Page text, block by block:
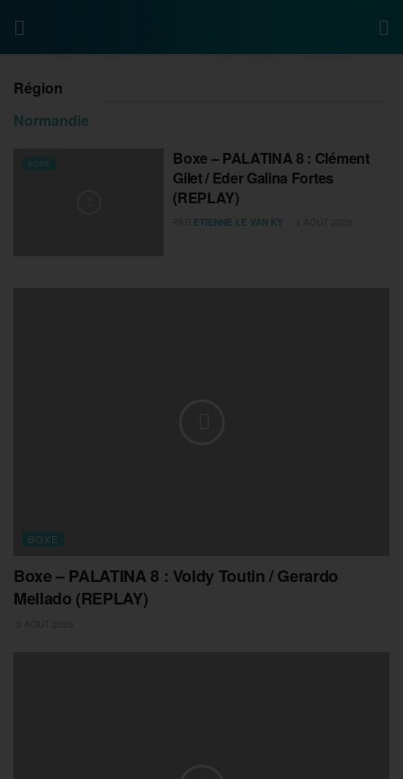
Région
Normandie
BOXE
Boxe – PALATINA 8 : Clément
Gilet / Eder Galina Fortes
(REPLAY)
ETIENNE LE VAN KY
BOXE
Boxe – PALATINA 8 : Voldy Toutin / Gerardo
Mellado (REPLAY)